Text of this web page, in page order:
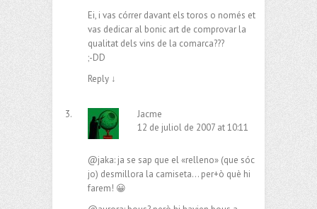
Ei, i vas córrer davant els toros o només et
vas dedicar al bonic art de comprovar la
qualitat dels vins de la comarca???
;-DD
Reply ↓
Jacme
12 de juliol de 2007 at 10:11
@jaka: ja se sap que el «relleno» (que sóc
jo) desmillora la camiseta… per+ò què hi
farem! 😀